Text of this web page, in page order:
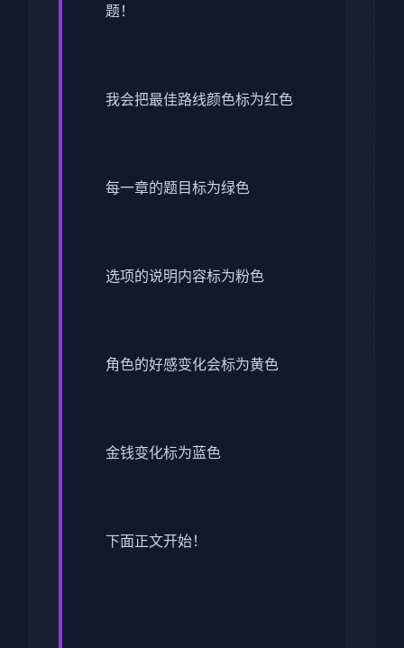
题！
我会把最佳路线颜色标为红色
每一章的题目标为绿色
选项的说明内容标为粉色
角色的好感变化会标为黄色
金钱变化标为蓝色
下面正文开始！